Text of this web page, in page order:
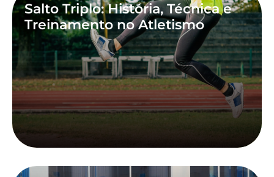
Salto Triplo: História, Técnica e
Treinamento no Atletismo